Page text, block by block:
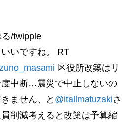
/twipple
いですね。 RT
区役所改築はリ
中断…震災で中止しないの
ません、と @itallmatuzakiさ
削減考えると改築は予算縮